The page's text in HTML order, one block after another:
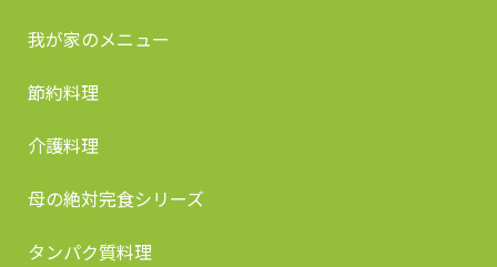
我が家のメニュー
節約料理
介護料理
母の絶対完食シリーズ
タンパク質料理